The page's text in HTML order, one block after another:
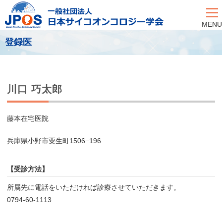
MENU
登録医
川口 巧太郎
藤本在宅医院
兵庫県小野市粟生町1506−196
【受診方法】
所属先に電話をいただければ診療させていただきます。
0794-60-1113